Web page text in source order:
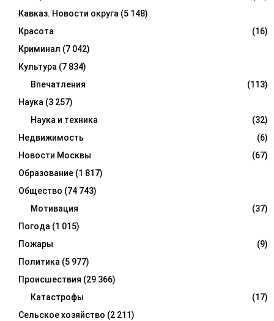
Кавказ. Новости округа (5 148)
Красота
(16)
Криминал (7 042)
Культура (7 834)
Впечатления
(113)
Наука (3 257)
Наука и техника
(32)
Недвижимость
(6)
Новости Москвы
(67)
Образование (1 817)
Общество (74 743)
Мотивация
(37)
Погода (1 015)
Пожары
(9)
Политика (5 977)
Происшествия (29 366)
Катастрофы
(17)
Сельское хозяйство (2 211)